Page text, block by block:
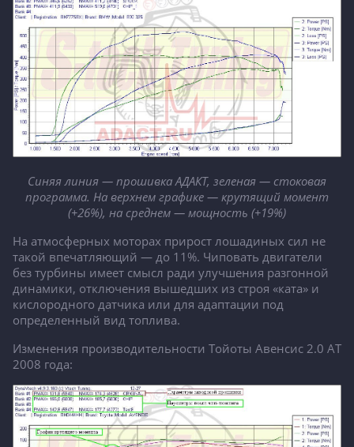
Синяя линия — прошивка АДАКТ, зеленая — стоковая
программа. На верхнем графике — крутящий момент
(+26%), на среднем — мощность (+19%)
На атмосферных моторах прирост лошадиных сил не
такой впечатляющий — до 11%. Чиповать двигатели
без турбины имеет смысл ради улучшения разгонной
динамики, отключения вышедших из строя «ката» и
кислородного датчика или для адаптации под
определенный вид топлива.
Изменения производительности Тойоты Авенсис 2.0 АТ
2008 года: